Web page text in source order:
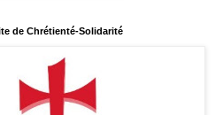
de Chrétienté-Solidarité